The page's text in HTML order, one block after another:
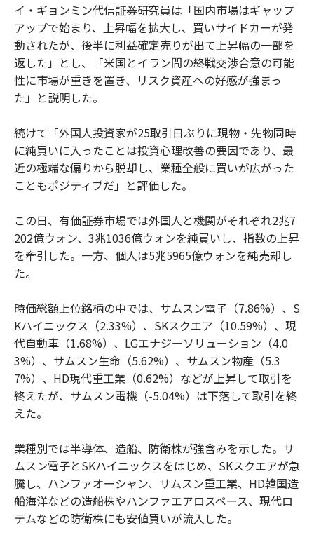
イ・ギョンミン代信証券研究員は「国内市場はギャップ
アップで始まり、上昇幅を拡大し、買いサイドカーが発
動されたが、後半に利益確定売りが出て上昇幅の一部を
返した」とし、「米国とイラン間の終戦交渉合意の可能
性に市場が重きを置き、リスク資産への好感が強まっ
た」と説明した。
続けて「外国人投資家が25取引日ぶりに現物・先物同時
に純買いに入ったことは投資心理改善の要因であり、最
近の極端な偏りから脱却し、業種全般に買いが広がった
こともポジティブだ」と評価した。
この日、有価証券市場では外国人と機関がそれぞれ2兆7
202億ウォン、3兆1036億ウォンを純買いし、指数の上昇
を牽引した。一方、個人は5兆5965億ウォンを純売却し
た。
時価総額上位銘柄の中では、サムスン電子（7.86%）、S
Kハイニックス（2.33%）、SKスクエア（10.59%）、現
代自動車（1.68%）、LGエナジーソリューション（4.0
3%）、サムスン生命（5.62%）、サムスン物産（5.3
7%）、HD現代重工業（0.62%）などが上昇して取引を
終えたが、サムスン電機（-5.04%）は下落して取引を終
えた。
業種別では半導体、造船、防衛株が強含みを示した。サ
ムスン電子とSKハイニックスをはじめ、SKスクエアが急
騰し、ハンファオーシャン、サムスン重工業、HD韓国造
船海洋などの造船株やハンファエアロスペース、現代ロ
テムなどの防衛株にも安値買いが流入した。